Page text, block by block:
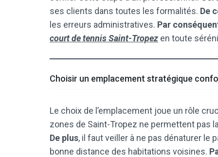
ses clients dans toutes les formalités. De
les erreurs administratives. Par
court de tennis Saint-Tropez en toute
Choisir un emplacement stratégique
Le choix de l’emplacement joue un rôle
zones de Saint-Tropez ne permettent pas
De plus, il faut veiller à ne pas dénaturer le
bonne distance des habitations voisines.